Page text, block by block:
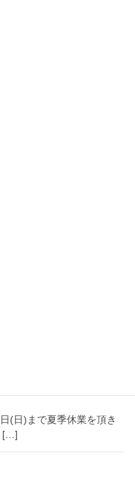
(日)まで夏季休業を頂き
[…]